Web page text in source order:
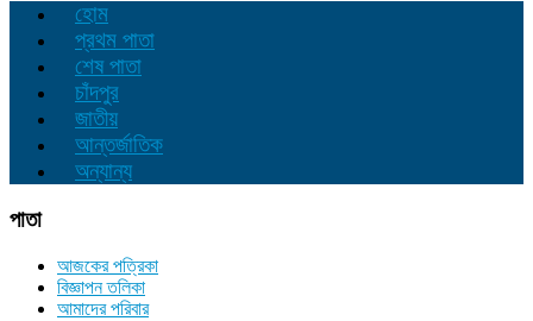
হোম
প্রথম পাতা
শেষ পাতা
চাঁদপুর
জাতীয়
আন্তর্জাতিক
অন্যান্য
পাতা
আজকের পত্রিকা
বিজ্ঞাপন তলিকা
আমাদের পরিবার